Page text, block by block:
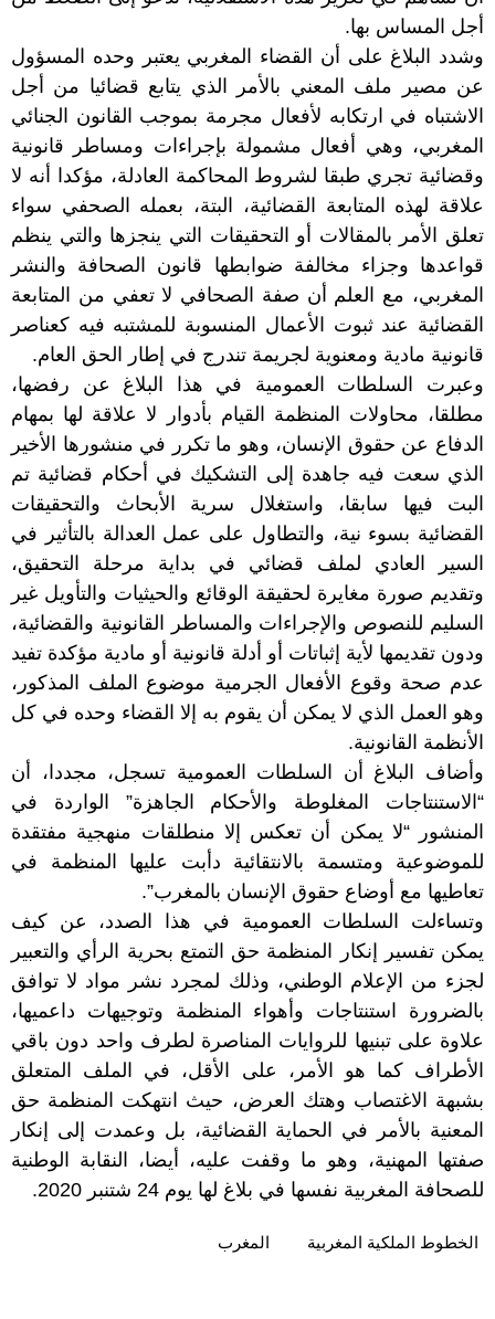
أجل المساس بها.
وشدد البلاغ على أن القضاء المغربي يعتبر وحده المسؤول
عن مصير ملف المعني بالأمر الذي يتابع قضائيا من أجل
الاشتباه في ارتكابه لأفعال مجرمة بموجب القانون الجنائي
المغربي، وهي أفعال مشمولة بإجراءات ومساطر قانونية
وقضائية تجري طبقا لشروط المحاكمة العادلة، مؤكدا أنه لا
علاقة لهذه المتابعة القضائية، البتة، بعمله الصحفي سواء
تعلق الأمر بالمقالات أو التحقيقات التي ينجزها والتي ينظم
قواعدها وجزاء مخالفة ضوابطها قانون الصحافة والنشر
المغربي، مع العلم أن صفة الصحافي لا تعفي من المتابعة
القضائية عند ثبوت الأعمال المنسوبة للمشتبه فيه كعناصر
قانونية مادية ومعنوية لجريمة تندرج في إطار الحق العام.
وعبرت السلطات العمومية في هذا البلاغ عن رفضها،
مطلقا، محاولات المنظمة القيام بأدوار لا علاقة لها بمهام
الدفاع عن حقوق الإنسان، وهو ما تكرر في منشورها الأخير
الذي سعت فيه جاهدة إلى التشكيك في أحكام قضائية تم
البت فيها سابقا، واستغلال سرية الأبحاث والتحقيقات
القضائية بسوء نية، والتطاول على عمل العدالة بالتأثير في
السير العادي لملف قضائي في بداية مرحلة التحقيق،
وتقديم صورة مغايرة لحقيقة الوقائع والحيثيات والتأويل غير
السليم للنصوص والإجراءات والمساطر القانونية والقضائية،
ودون تقديمها لأية إثباتات أو أدلة قانونية أو مادية مؤكدة تفيد
عدم صحة وقوع الأفعال الجرمية موضوع الملف المذكور،
وهو العمل الذي لا يمكن أن يقوم به إلا القضاء وحده في كل
الأنظمة القانونية.
وأضاف البلاغ أن السلطات العمومية تسجل، مجددا، أن
“الاستنتاجات المغلوطة والأحكام الجاهزة” الواردة في
المنشور “لا يمكن أن تعكس إلا منطلقات منهجية مفتقدة
للموضوعية ومتسمة بالانتقائية دأبت عليها المنظمة في
تعاطيها مع أوضاع حقوق الإنسان بالمغرب”.
وتساءلت السلطات العمومية في هذا الصدد، عن كيف
يمكن تفسير إنكار المنظمة حق التمتع بحرية الرأي والتعبير
لجزء من الإعلام الوطني، وذلك لمجرد نشر مواد لا توافق
بالضرورة استنتاجات وأهواء المنظمة وتوجيهات داعميها،
علاوة على تبنيها للروايات المناصرة لطرف واحد دون باقي
الأطراف كما هو الأمر، على الأقل، في الملف المتعلق
بشبهة الاغتصاب وهتك العرض، حيث انتهكت المنظمة حق
المعنية بالأمر في الحماية القضائية، بل وعمدت إلى إنكار
صفتها المهنية، وهو ما وقفت عليه، أيضا، النقابة الوطنية
للصحافة المغربية نفسها في بلاغ لها يوم 24 شتنبر 2020.
الخطوط الملكية المغربية المغرب